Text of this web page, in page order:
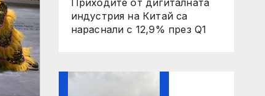
Приходите от дигиталната
индустрия на Китай са
нараснали с 12,9% през Q1